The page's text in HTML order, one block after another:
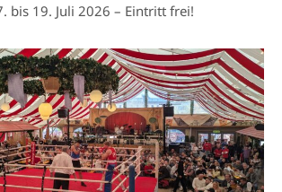
bis 19. Juli 2026 – Eintritt frei!